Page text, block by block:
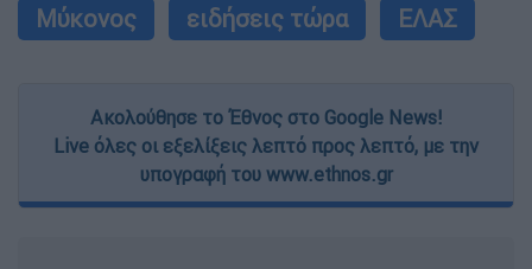
Μύκονος ειδήσεις τώρα ΕΛΑΣ
Ακολούθησε το Έθνος στο Google News!
Live όλες οι εξελίξεις λεπτό προς λεπτό, με την
υπογραφή του www.ethnos.gr